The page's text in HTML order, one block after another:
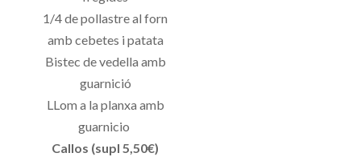
1/4 de pollastre al forn
amb cebetes i patata
Bistec de vedella amb
guarnició
LLom a la planxa amb
guarnicio
Callos (supl 5,50€)